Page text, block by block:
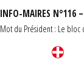
INFO-MAIRES N°116
Mot du Président : Le